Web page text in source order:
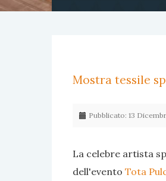
Mostra tessile
Pubblicato: 13
La celebre artista
dell'evento Tota